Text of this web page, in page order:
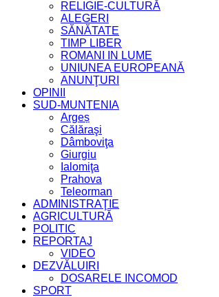
RELIGIE-CULTURĂ
ALEGERI
SĂNĂTATE
TIMP LIBER
ROMANI IN LUME
UNIUNEA EUROPEANĂ
ANUNŢURI
OPINII
SUD-MUNTENIA
Argeș
Călăraşi
Dâmboviţa
Giurgiu
Ialomiţa
Prahova
Teleorman
ADMINISTRAŢIE
AGRICULTURĂ
POLITIC
REPORTAJ
VIDEO
DEZVĂLUIRI
DOSARELE INCOMOD
SPORT